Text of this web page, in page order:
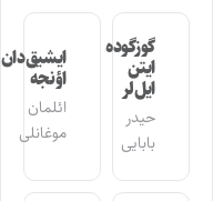
گوزگوده
ایتن
ایل‌لر
حیدر
بابایی
ایشیق‌دان
اؤنجه
ائلمان
موغانلی